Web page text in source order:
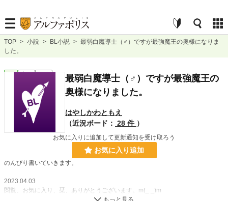
TOP > 小説 > BL小説 > 最弱白魔導士（♂）ですが最強魔王の奥様になりま
した。
BL 完結 長編
最弱白魔導士（♂）ですが最強魔王の
奥様になりました。
はやしかわともえ
（近況ボード： 28 件 ）
お気に入りに追加して更新通知を受け取ろう
お気に入り追加
のんびり書いていきます。
2023.04.03
閲覧、お気に入り、栞、ありがとうございます。m(_ _)m